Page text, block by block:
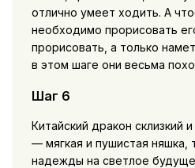
отлично умеет ходить. А
необходимо прорисовать
прорисовать, а только
в этом шаге они весьма
Шаг 6
Китайский дракон склизкий
— мягкая и пушистая няшка,
надежды на светлое